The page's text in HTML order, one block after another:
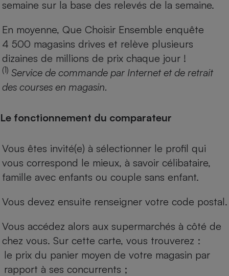
semaine sur la base des relevés de la semaine.
En moyenne, Que Choisir Ensemble enquête
4 500 magasins drives et relève plusieurs
dizaines de millions de prix chaque jour !
(1) Service de commande par Internet et de retrait
des courses en magasin.
Le fonctionnement du comparateur
Vous êtes invité(e) à sélectionner le profil qui
vous correspond le mieux, à savoir célibataire,
famille avec enfants ou couple sans enfant.
Vous devez ensuite renseigner votre code postal.
Vous accédez alors aux supermarchés à côté de
chez vous. Sur cette carte, vous trouverez :
le prix du panier moyen de votre magasin par
rapport à ses concurrents ;